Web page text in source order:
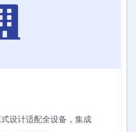
设计适配全设备，集成